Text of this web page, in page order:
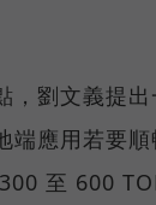
，劉文義提
端應用若要
至 600